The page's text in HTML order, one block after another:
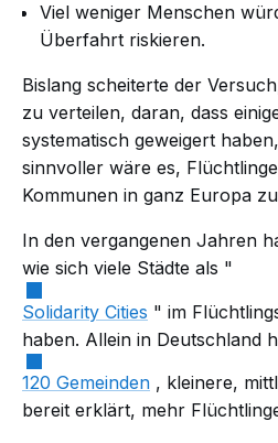
Viel weniger Menschen
Überfahrt riskieren.
Bislang scheiterte der
zu verteilen, daran, dass
systematisch geweigert
sinnvoller wäre es,
Kommunen in ganz Europa
In den vergangenen Jahren
wie sich viele Städte als "
Solidarity Cities " im
haben. Allein in Deutschland
120 Gemeinden , kleinere,
bereit erklärt, mehr